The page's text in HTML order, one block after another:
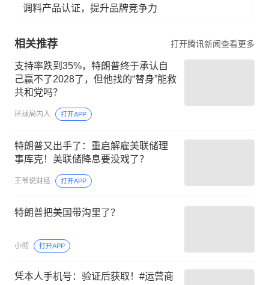
调料产品认证，提升品牌竞争力
相关推荐 打开腾讯新闻查看更多
支持率跌到35%，特朗普终于承认自
己赢不了2028了，但他找的“替身”能救
共和党吗？
环球局内人 打开APP
特朗普又出手了：重启解雇美联储理
事库克！美联储降息要没戏了？
王爷说财经 打开APP
特朗普把美国带沟里了？
小彻 打开APP
凭本人手机号：验证后获取！#运营商